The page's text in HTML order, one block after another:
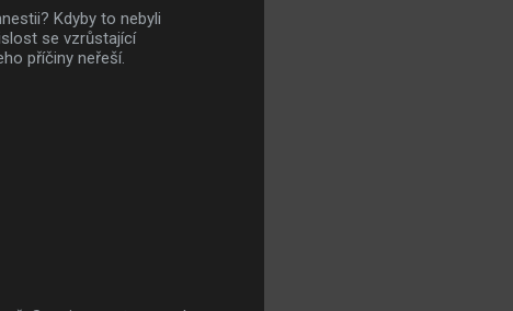
Kdyby to nebyli
se vzrůstající
příčiny neřeší.